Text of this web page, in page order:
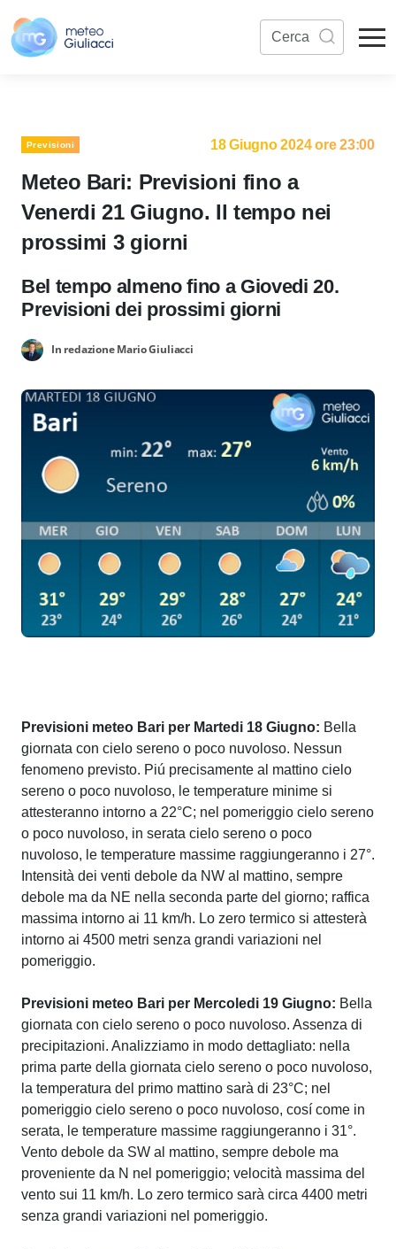
Previsioni 18 Giugno 2024 ore 23:00
Meteo Bari: Previsioni fino a
Venerdi 21 Giugno. Il tempo nei
prossimi 3 giorni
Bel tempo almeno fino a Giovedi 20.
Previsioni dei prossimi giorni
In redazione Mario Giuliacci
Previsioni meteo Bari per Martedi 18 Giugno: Bella
giornata con cielo sereno o poco nuvoloso. Nessun
fenomeno previsto. Piú precisamente al mattino cielo
sereno o poco nuvoloso, le temperature minime si
attesteranno intorno a 22°C; nel pomeriggio cielo sereno
o poco nuvoloso, in serata cielo sereno o poco
nuvoloso, le temperature massime raggiungeranno i 27°.
Intensità dei venti debole da NW al mattino, sempre
debole ma da NE nella seconda parte del giorno; raffica
massima intorno ai 11 km/h. Lo zero termico si attesterà
intorno ai 4500 metri senza grandi variazioni nel
pomeriggio.
Previsioni meteo Bari per Mercoledi 19 Giugno: Bella
giornata con cielo sereno o poco nuvoloso. Assenza di
precipitazioni. Analizziamo in modo dettagliato: nella
prima parte della giornata cielo sereno o poco nuvoloso,
la temperatura del primo mattino sarà di 23°C; nel
pomeriggio cielo sereno o poco nuvoloso, cosí come in
serata, le temperature massime raggiungeranno i 31°.
Vento debole da SW al mattino, sempre debole ma
proveniente da N nel pomeriggio; velocità massima del
vento sui 11 km/h. Lo zero termico sarà circa 4400 metri
senza grandi variazioni nel pomeriggio.